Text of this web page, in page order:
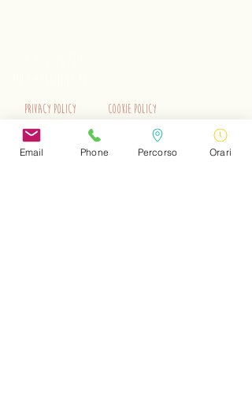
Privacy Policy Cookie Policy
EN Privacy Policy EN Cookie Policy
Email Phone Percorso Orari